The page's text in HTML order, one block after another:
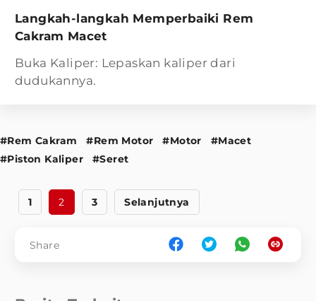
Langkah-langkah Memperbaiki Rem
Cakram Macet
Buka Kaliper: Lepaskan kaliper dari
dudukannya.
#Rem Cakram #Rem Motor #Motor
#Macet
#Piston Kaliper
#Seret
1 2 3 Selanjutnya
Share